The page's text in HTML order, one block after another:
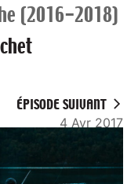
(2016-2018)
ÉPISODE SUIVANT
4 Avr 2017